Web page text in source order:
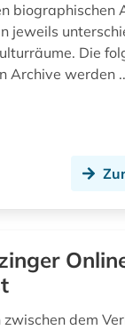
briefsammlung (2)
buchhandel (2)
burkina faso (1)
biographischen
jeweils
Die
Archive werden
zwischen dem